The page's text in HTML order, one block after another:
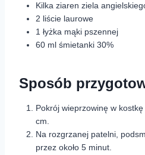
Kilka ziaren ziela
2 liście laurowe
1 łyżka mąki pszennej
60 ml śmietanki 30%
Sposób
Pokrój wieprzowinę w
cm.
Na rozgrzanej patelni,
przez około 5 minut.